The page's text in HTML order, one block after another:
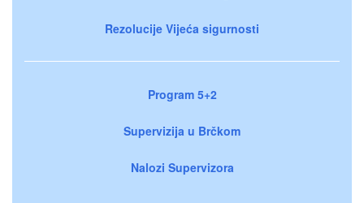
Rezolucije Vijeća sigurnosti
Program 5+2
Supervizija u Brčkom
Nalozi Supervizora